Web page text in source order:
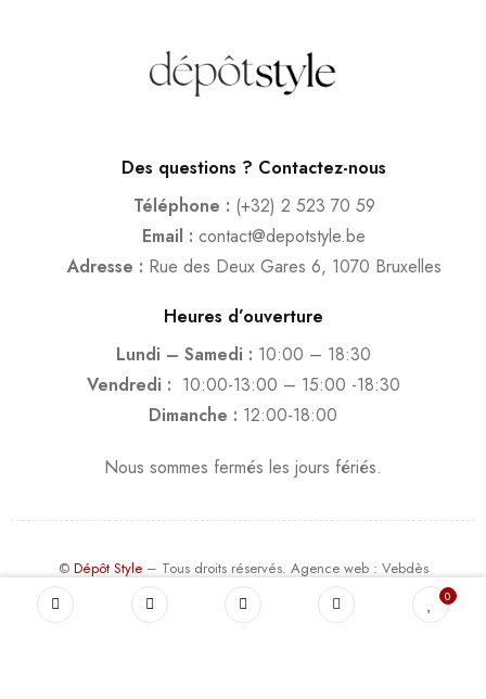
Des questions ? Contactez-nous
Téléphone : (+32) 2 523 70 59
Email : contact@depotstyle.be
Adresse : Rue des Deux Gares 6, 1070 Bruxelles
Heures d’ouverture
Lundi – Samedi : 10:00 – 18:30
Vendredi : 10:00-13:00 – 15:00 -18:30
Dimanche : 12:00-18:00
Nous sommes fermés les jours fériés.
© Dépôt Style– Tous droits réservés. Agence web: Vebdès
Conditions d'utilisation
Politique Vie Privée Qui sommes-nous 0